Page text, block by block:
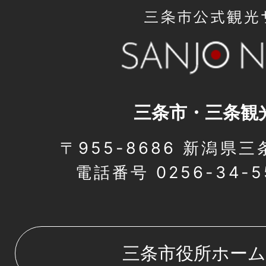
三条市・三条観
〒955-8686 新潟県三
電話番号 0256-34-
三条市役所ホー